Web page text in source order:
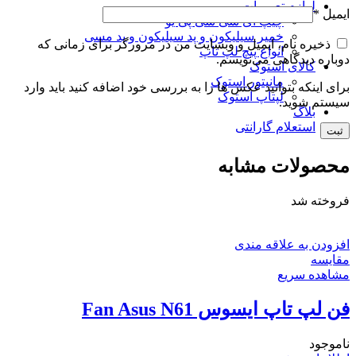
لوازم تعمیرات
چیپ آی سی سی پی یو
خمیر سیلیکون و پد سیلیکون و پد مسی
انواع پیچ لپ تاپ
کالای استوک
مانیتور استوک
لپتاپ استوک
بلاگ
استعلام گارانتی
ایمیل *
ذخیره نام، ایمیل و وبسایت من در مرورگر برای زمانی که
دوباره دیدگاهی می‌نویسم.
برای اینکه بتوانید عکس ها را به بررسی خود اضافه کنید باید وارد
سیستم شوید.
محصولات مشابه
فروخته شد
افزودن به علاقه مندی
مقایسه
مشاهده سریع
فن لپ تاپ ایسوس Fan Asus N61
ناموجود